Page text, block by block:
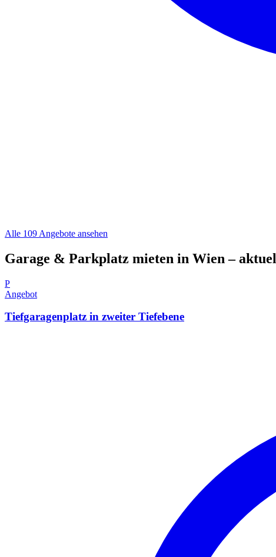
Alle 109 Angebote ansehen
Garage & Parkplatz mieten in Wien –
P
Angebot
Tiefgaragenplatz in zweiter Tiefebene